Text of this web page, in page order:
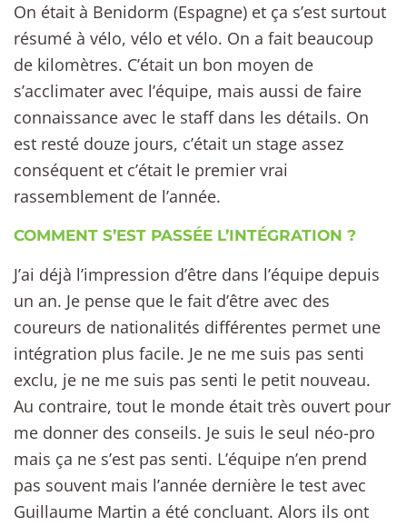
On était à Benidorm (Espagne) et ça s’est surtout
résumé à vélo, vélo et vélo. On a fait beaucoup
de kilomètres. C’était un bon moyen de
s’acclimater avec l’équipe, mais aussi de faire
connaissance avec le staff dans les détails. On
est resté douze jours, c’était un stage assez
conséquent et c’était le premier vrai
rassemblement de l’année.
COMMENT S’EST PASSÉE L’INTÉGRATION ?
J’ai déjà l’impression d’être dans l’équipe depuis
un an. Je pense que le fait d’être avec des
coureurs de nationalités différentes permet une
intégration plus facile. Je ne me suis pas senti
exclu, je ne me suis pas senti le petit nouveau.
Au contraire, tout le monde était très ouvert pour
me donner des conseils. Je suis le seul néo-pro
mais ça ne s’est pas senti. L’équipe n’en prend
pas souvent mais l’année dernière le test avec
Guillaume Martin a été concluant. Alors ils ont